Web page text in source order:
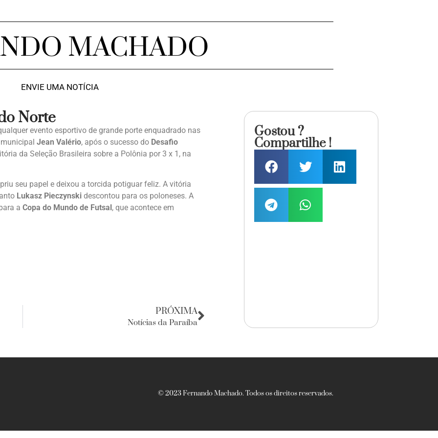
MACHADO
ENVIE UMA NOTÍCIA
Norte
evento esportivo de grande porte enquadrado nas
Jean Valério, após o sucesso do Desafio
da Seleção Brasileira sobre a Polônia por 3 x 1, na
seu papel e deixou a torcida potiguar feliz. A vitória
Lukasz Pieczynski descontou para os poloneses. A
a Copa do Mundo de Futsal , que acontece em
PRÓXIMA
Notícias da Paraíba
Gostou ?
Compartilhe !
© 2023 Fernando Machado. Todos os direitos reservados.